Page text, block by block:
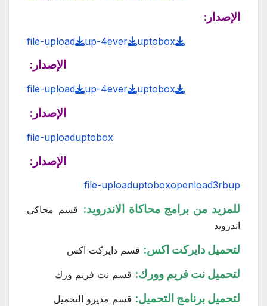
الإصدار:
file-upload up-4ever uptobox
الإصدار:
file-upload up-4ever uptobox
الإصدار:
file-uploaduptobox
الإصدار:
file-uploaduptoboxopenload3rbup
للمزيد من برامج محاكاة الاندرويد: قسم محاكي
اندرويد
لتحميل دايركت اكس: قسم دايركت اكس
لتحميل نت فريم وورك: قسم نت فريم ورك
لتحميل برنامج التحميل: قسم مديرو التحميل